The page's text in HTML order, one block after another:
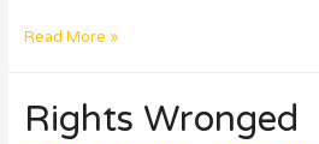
不
A
或
Read More »
Rights Wronged